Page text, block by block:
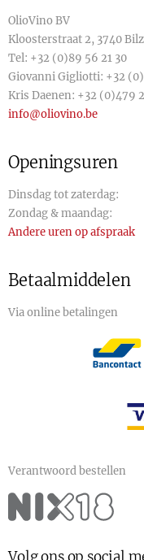
OlioVino BV
Kloosterstraat 2, 3740
Tel: +32 (0)89 56 21 30
Giovanni Gigliotti: +32
Kris Daenen: +32 (0)479
info@oliovino.be
Openingsuren
Dinsdag tot zaterdag:
Zondag & maandag:
Andere uren op afspraak
Betaalmiddelen
Via online betalingen
Verantwoord bestellen